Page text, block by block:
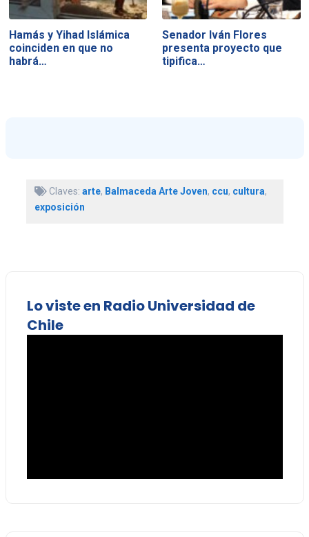
Hamás y Yihad Islámica
coinciden en que no
habrá…
Senador Iván Flores
presenta proyecto que
tipifica…
Claves: arte, Balmaceda Arte Joven, ccu, cultura,
exposición
Lo viste en Radio Universidad de
Chile